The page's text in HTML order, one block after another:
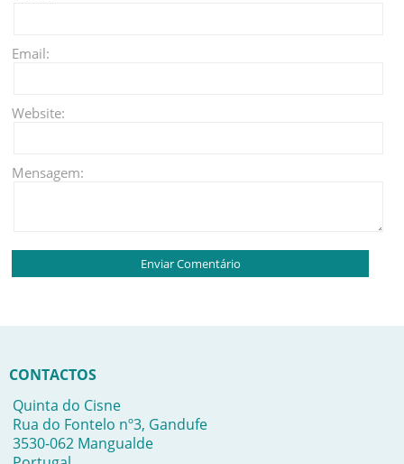
Email:
Website:
Mensagem:
CONTACTOS
Quinta do Cisne
Rua do Fontelo nº3, Gandufe
3530-062 Mangualde